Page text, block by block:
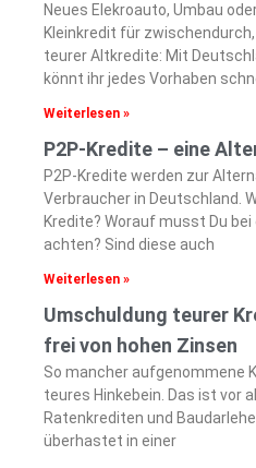
Neues Elekroauto, Umbau
Kleinkredit für
teurer Altkredite: Mit
könnt ihr jedes Vorhaben
Weiterlesen »
P2P-Kredite – eine
P2P-Kredite werden zur
Verbraucher in Deutschland.
Kredite? Worauf musst Du
achten? Sind diese auch
Weiterlesen »
Umschuldung teurer
frei von hohen Zinsen
So mancher aufgenommene
teures Hinkebein. Das ist vor
Ratenkrediten und
überhastet in einer